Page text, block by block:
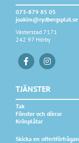
073-879 85 05
joakim@rydbergsplat.se
Västerstad 7171
242 97 Hörby
TJÄNSTER
Tak
Fönster och dörrar
Krönplåtar
Skicka en offertförfrågan